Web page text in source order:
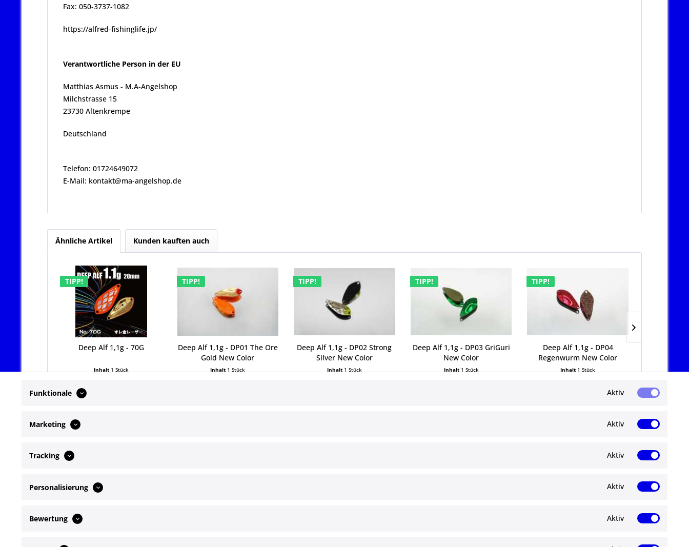
Fax: 050-3737-1082
https://alfred-fishinglife.jp/
Verantwortliche Person in der EU
Matthias Asmus - M.A-Angelshop
Milchstrasse 15
23730 Altenkrempe
Deutschland
Telefon: 01724649072
E-Mail: kontakt@ma-angelshop.de
Ähnliche Artikel Kunden kauften auch
TIPP!
Deep Alf 1,1g - 70G
Inhalt 1 Stück
TIPP!
Deep Alf 1,1g - DP01 The Ore
Gold New Color
Inhalt 1 Stück
TIPP!
Deep Alf 1,1g - DP02 Strong
Silver New Color
Inhalt 1 Stück
TIPP!
Deep Alf 1,1g - DP03 GriGuri
New Color
Inhalt 1 Stück
TIPP!
Deep Alf 1,1g - DP04
Regenwurm New Color
Inhalt 1 Stück
Telefonische Unterstützung und Beratung
+49172 4649072
Abonnieren Sie den kostenlosen ma-
keine Neuigkeit oder Aktion mehr.
Funktionale Aktiv
Marketing Aktiv
Tracking Aktiv
Personalisierung Aktiv
Bewertung Aktiv